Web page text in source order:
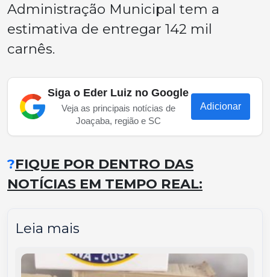
Administração Municipal tem a
estimativa de entregar 142 mil
carnês.
Siga o Eder Luiz no Google
Veja as principais notícias de
Joaçaba, região e SC
Adicionar
?FIQUE POR DENTRO DAS
NOTÍCIAS EM TEMPO REAL:
Leia mais